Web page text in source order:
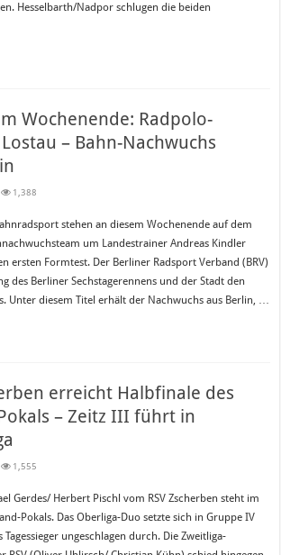
Hesselbarth/Nadpor schlugen die beiden
Wochenende: Radpolo-
– Bahn-Nachwuchs
1,388
stehen an diesem Wochenende auf dem
um Landestrainer Andreas Kindler
ersten Formtest. Der Berliner Radsport Verband (BRV)
des Berliner Sechstagerennens und der Stadt den
Unter diesem Titel erhält der Nachwuchs aus Berlin, …
erreicht Halbfinale des
– Zeitz III führt in
1,555
Gerdes/ Herbert Pischl vom RSV Zscherben steht im
Pokals. Das Oberliga-Duo setzte sich in Gruppe IV
ungeschlagen durch. Die Zweitliga-